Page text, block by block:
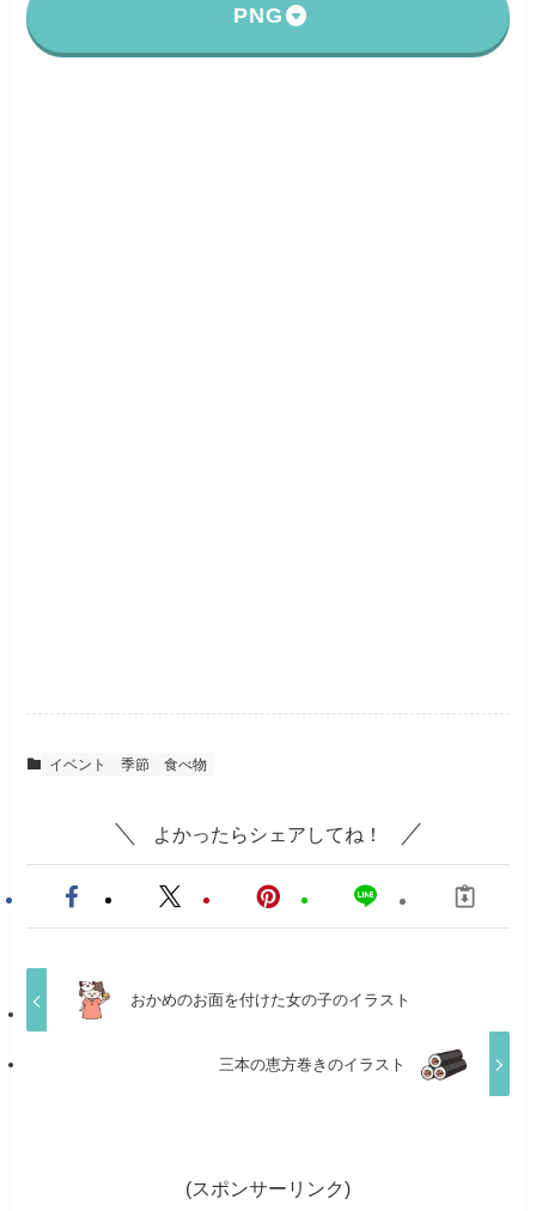
PNG
イベント 季節 食べ物
よかったらシェアしてね！
おかめのお面を付けた女の子のイラスト
三本の恵方巻きのイラスト
(スポンサーリンク)